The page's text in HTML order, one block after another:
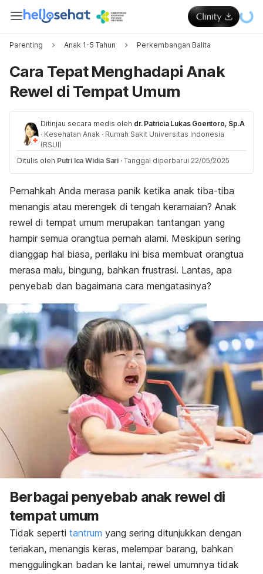
Parenting Anak 1-5 Tahun Perkembangan Balita
Cara Tepat Menghadapi Anak
Rewel di Tempat Umum
Ditinjau secara medis oleh dr. Patricia Lukas Goentoro, Sp.A
· Kesehatan Anak · Rumah Sakit Universitas Indonesia
(RSUI)
Ditulis oleh Putri Ica Widia Sari · Tanggal diperbarui 22/05/2025
Pernahkah Anda merasa panik ketika anak tiba-tiba
menangis atau merengek di tengah keramaian? Anak
rewel di tempat umum merupakan tantangan yang
hampir semua orangtua pernah alami. Meskipun sering
dianggap hal biasa, perilaku ini bisa membuat orangtua
merasa malu, bingung, bahkan frustrasi. Lantas, apa
penyebab dan bagaimana cara mengatasinya?
Berbagai penyebab anak rewel di
tempat umum
Tidak seperti tantrum yang sering ditunjukkan dengan
teriakan, menangis keras, melempar barang, bahkan
menggulingkan badan ke lantai, rewel umumnya tidak